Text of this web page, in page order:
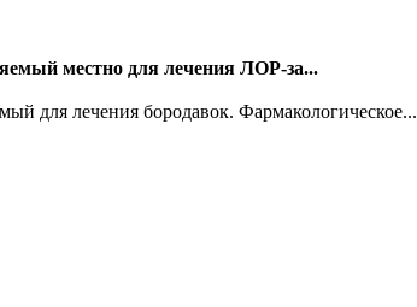
местно для лечения ЛОР-за...
для лечения бородавок. Фармакологическое...